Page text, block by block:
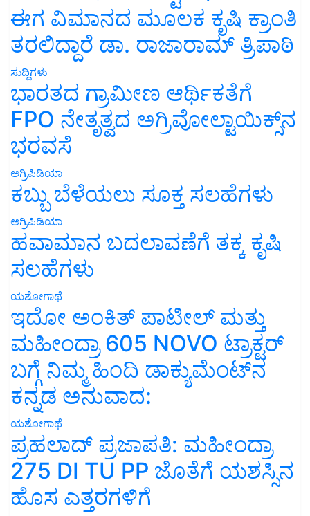
ಈಗ ವಿಮಾನದ ಮೂಲಕ ಕೃಷಿ ಕ್ರಾಂತಿ
ತರಲಿದ್ದಾರೆ ಡಾ. ರಾಜಾರಾಮ್ ತ್ರಿಪಾಠಿ
ಸುದ್ದಿಗಳು
ಭಾರತದ ಗ್ರಾಮೀಣ ಆರ್ಥಿಕತೆಗೆ
FPO ನೇತೃತ್ವದ ಅಗ್ರಿವೋಲ್ಟಾಯಿಕ್ಸ್‌ನ
ಭರವಸೆ
ಅಗ್ರಿಪಿಡಿಯಾ
ಕಬ್ಬು ಬೆಳೆಯಲು ಸೂಕ್ತ ಸಲಹೆಗಳು
ಅಗ್ರಿಪಿಡಿಯಾ
ಹವಾಮಾನ ಬದಲಾವಣೆಗೆ ತಕ್ಕ ಕೃಷಿ
ಸಲಹೆಗಳು
ಯಶೋಗಾಥೆ
ಇದೋ ಅಂಕಿತ್ ಪಾಟೀಲ್ ಮತ್ತು
ಮಹೀಂದ್ರಾ 605 NOVO ಟ್ರಾಕ್ಟರ್
ಬಗ್ಗೆ ನಿಮ್ಮ ಹಿಂದಿ ಡಾಕ್ಯುಮೆಂಟ್‌ನ
ಕನ್ನಡ ಅನುವಾದ:
ಯಶೋಗಾಥೆ
ಪ್ರಹಲಾದ್ ಪ್ರಜಾಪತಿ: ಮಹೀಂದ್ರಾ
275 DI TU PP ಜೊತೆಗೆ ಯಶಸ್ಸಿನ
ಹೊಸ ಎತ್ತರಗಳಿಗೆ